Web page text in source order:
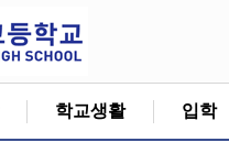
학교생활 입학